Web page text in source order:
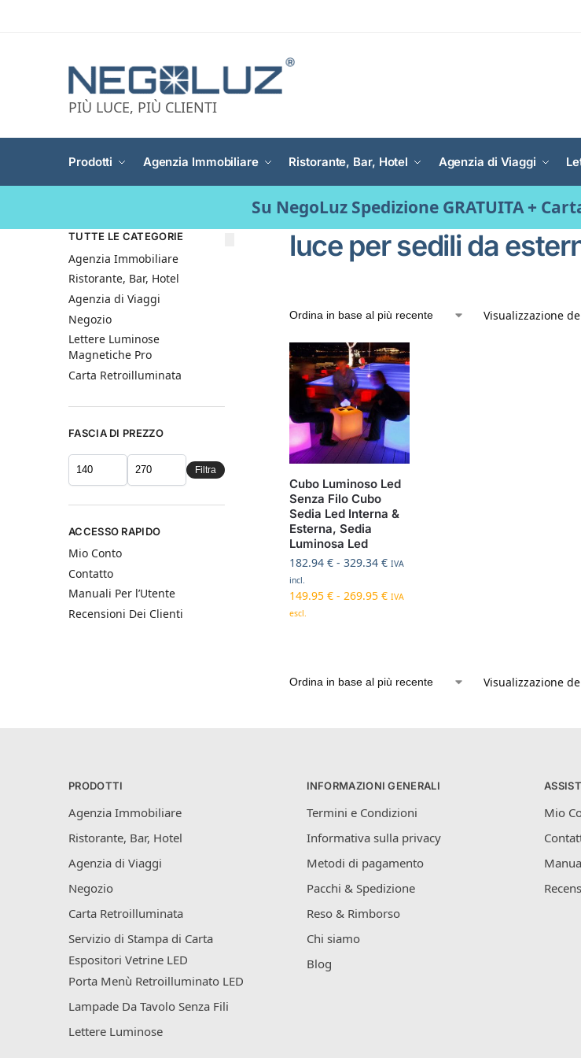
PIÙ LUCE, PIÙ CLIENTI
Prodotti Agenzia Immobiliare Ristorante, Bar, Hotel Agenzia di Viaggi
Su NegoLuz Spedizione GRATUITA +
luce per sedili da
Visualizzazione
Cubo Luminoso Led
Senza Filo Cubo
Sedia Led Interna &
Esterna, Sedia
Luminosa Led
182.94 €- 329.34 € IVA
incl.
149.95 €- 269.95 € IVA
escl.
Visualizzazione
TUTTE LE CATEGORIE
Agenzia Immobiliare
Ristorante, Bar, Hotel
Agenzia di Viaggi
Negozio
Lettere Luminose
Magnetiche Pro
Carta Retroilluminata
FASCIA DI PREZZO
Filtra
ACCESSO RAPIDO
Mio Conto
Contatto
Manuali Per l’Utente
Recensioni Dei Clienti
PRODOTTI
Agenzia Immobiliare
Ristorante, Bar, Hotel
Agenzia di Viaggi
Negozio
Carta Retroilluminata
Servizio di Stampa di Carta
Espositori Vetrine LED
Porta Menù Retroilluminato LED
Lampade Da Tavolo Senza Fili
Lettere Luminose
INFORMAZIONI GENERALI
Termini e Condizioni
Informativa sulla privacy
Metodi di pagamento
Pacchi & Spedizione
Reso & Rimborso
Chi siamo
Blog
Mio